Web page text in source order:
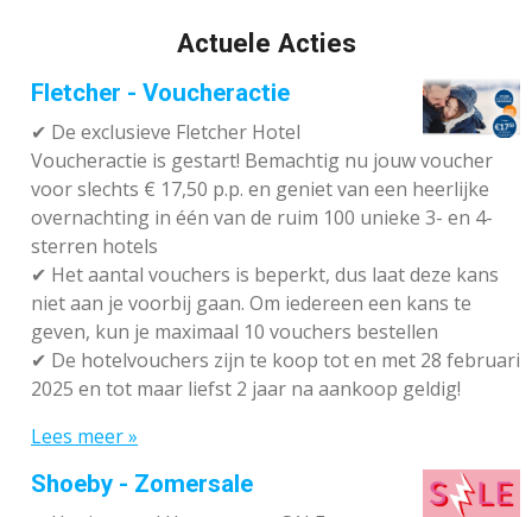
Actuele Acties
Fletcher - Voucheractie
✔ De exclusieve Fletcher Hotel
Voucheractie is gestart! Bemachtig nu jouw voucher
voor slechts € 17,50 p.p. en geniet van een heerlijke
overnachting in één van de ruim 100 unieke 3- en 4-
sterren hotels
✔ Het aantal vouchers is beperkt, dus laat deze kans
niet aan je voorbij gaan. Om iedereen een kans te
geven, kun je maximaal 10 vouchers bestellen
✔ De hotelvouchers zijn te koop tot en met 28 februari
2025 en tot maar liefst 2 jaar na aankoop geldig!
Lees meer »
Shoeby - Zomersale